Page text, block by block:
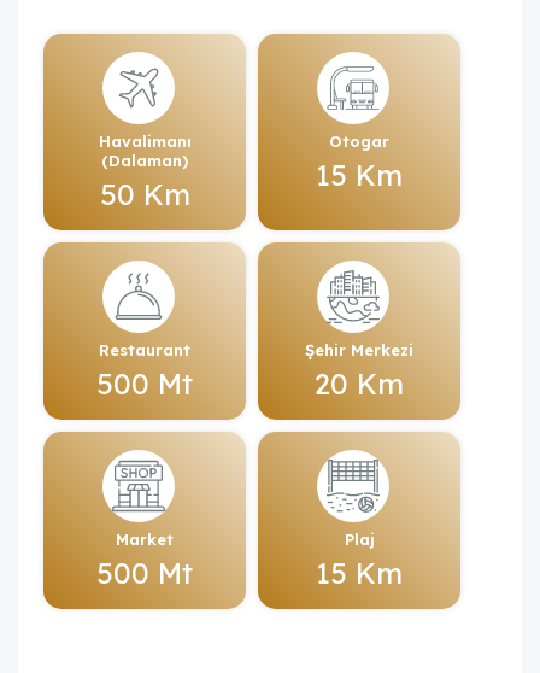
Havalimanı
(Dalaman)
50 Km
Otogar
15 Km
Restaurant
500 Mt
Şehir Merkezi
20 Km
Market
500 Mt
Plaj
15 Km